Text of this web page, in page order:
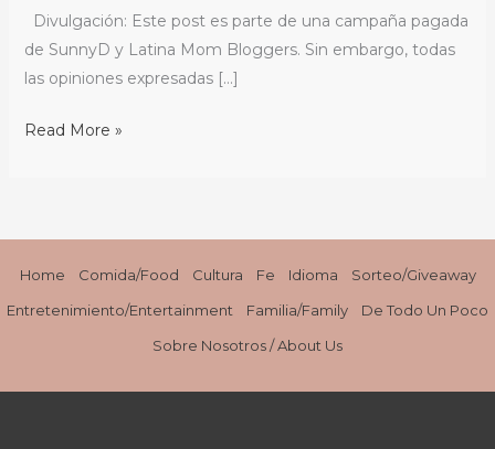
Divulgación: Este post es parte de una campaña pagada
de SunnyD y Latina Mom Bloggers. Sin embargo, todas
las opiniones expresadas […]
Book
Spree
Ha
/
The
SunnyD
Here
Read More »
Home Comida/Food Cultura Fe Idioma
Sorteo/Giveaway
Entretenimiento/Entertainment
Familia/Family
De Todo Un Poco
Sobre Nosotros / About Us